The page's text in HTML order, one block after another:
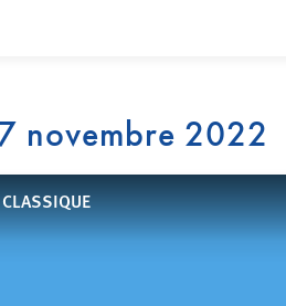
novembre 2022
CLASSIQUE